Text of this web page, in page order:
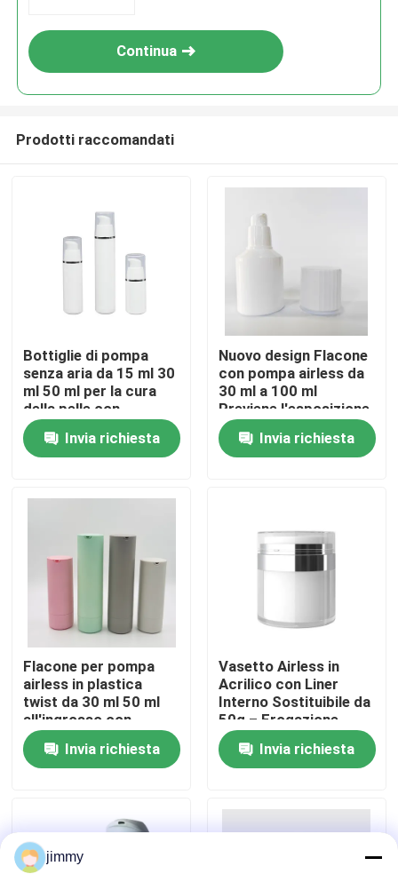
Casa
Prodotti
Circa noi
Giro della fabbrica
Controllo di qualità
Contattici
Notizie
mini spruzzatore di innesco
Continua
Prodotti raccomandati
Bottiglie di pompa
senza aria da 15 ml 30
ml 50 ml per la cura
della pelle con
personalizzazione
OEM ODM in PP di
qualità alimentare
Invia richiesta
Nuovo design Flacone
con pompa airless da
30 ml a 100 ml
Previene l'esposizione
all'aria Massimizza
l'utilizzo del prodotto
Igienico Nessuna
Invia richiesta
Flacone per pompa
airless in plastica
twist da 30 ml 50 ml
all'ingrosso con
pompa per lozione
sottovuoto in ABS +
PP e colore
Invia richiesta
Vasetto Airless in
Acrilico con Liner
Interno Sostituibile da
50g – Erogazione
Sottovuoto per
SkincareInvia richiesta
jimmy